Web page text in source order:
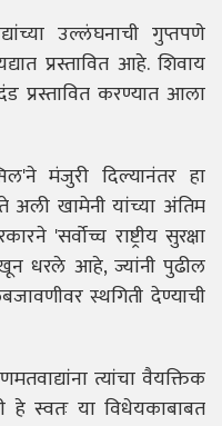
उल्लंघनाची गुप्तपणे
प्रस्तावित आहे. शिवाय
प्रस्तावित करण्यात आला
मंजुरी दिल्यानंतर हा
अली खामेनी यांच्या अंतिम
'सर्वोच्च राष्ट्रीय सुरक्षा
धरले आहे, ज्यांनी पुढील
स्थगिती देण्याची
त्यांचा वैयक्तिक
हे स्वतः या विधेयकाबाबत